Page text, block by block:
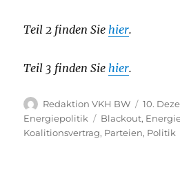
Teil 2 finden Sie hier.
Teil 3 finden Sie hier.
Autor
Redaktion VKH BW
am
10.
Energiepolitik
Schlagwörter
Blackout,
Koalitionsvertrag, Parteien, Politik